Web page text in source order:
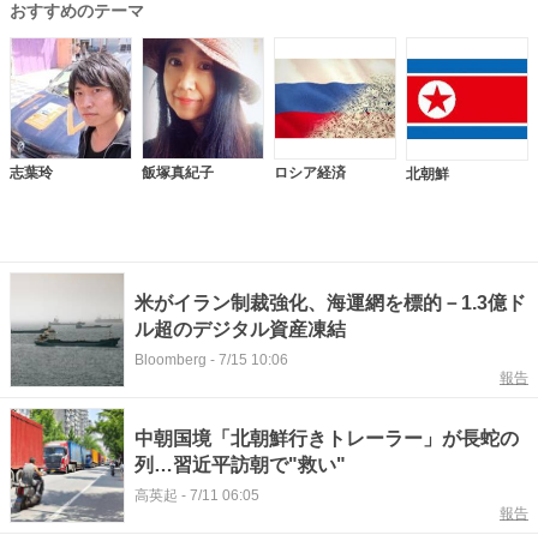
おすすめのテーマ
志葉玲 飯塚真紀子 ロシア経済 北朝鮮
米がイラン制裁強化、海運網を標的－1.3億ド
ル超のデジタル資産凍結
Bloomberg - 7/15 10:06
報告
中朝国境「北朝鮮行きトレーラー」が長蛇の
列…習近平訪朝で"救い"
高英起 - 7/11 06:05
報告